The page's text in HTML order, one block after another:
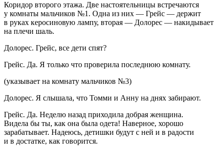
Коридор второго этажа. Две настоятельницы встречаются
у комнаты мальчиков №1. Одна из них — Грейс — держит
в руках керосиновую лампу, вторая — Долорес — накидывает
на плечи шаль.
Долорес. Грейс, все дети спят?
Грейс. Да. Я только что проверила последнюю комнату.
(указывает на комнату мальчиков №3)
Долорес. Я слышала, что Томми и Анну на днях забирают.
Грейс. Да. Неделю назад приходила добрая женщина.
Видела бы ты, как она была одета! Наверное, хорошо
зарабатывает. Надеюсь, детишки будут с ней и в радости
и в достатке, как говорится.